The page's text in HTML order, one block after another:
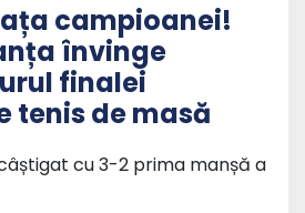
campioanei!
învinge
finalei
tenis de masă
cu 3-2 prima manșă a